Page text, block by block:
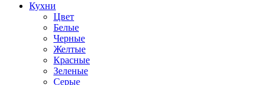
Кухни
Цвет
Белые
Черные
Желтые
Красные
Зеленые
Серые